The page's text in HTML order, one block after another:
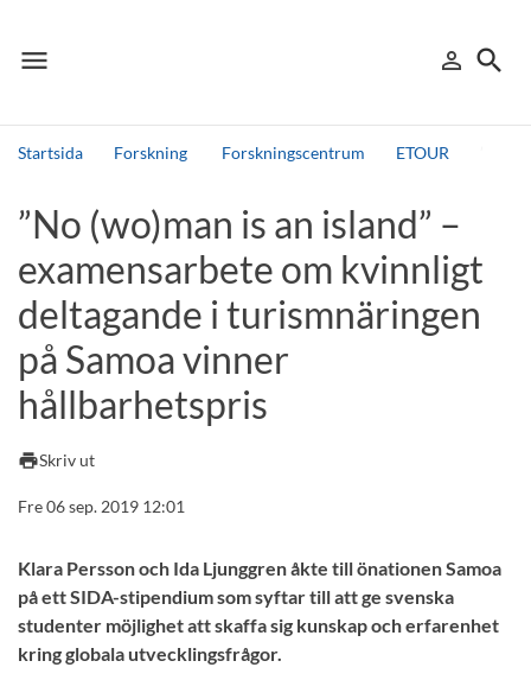
menu
Meny person_outline
Logga in
search
Sök
Startsida Forskning Forskningscentrum ETOUR
Andra söktjänster
Detta är vår testmiljö - endast testdata
”No (wo)man is an island” –
examensarbete om kvinnligt
deltagande i turismnäringen
på Samoa vinner
hållbarhetspris
printSkriv ut
Fre 06 sep. 2019 12:01
Klara Persson och Ida Ljunggren åkte till önationen Samoa
på ett SIDA-stipendium som syftar till att ge svenska
studenter möjlighet att skaffa sig kunskap och erfarenhet
kring globala utvecklingsfrågor.